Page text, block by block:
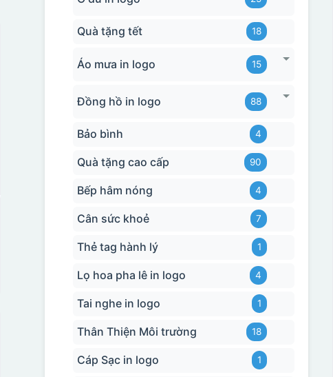
Quà tặng tết 18
Áo mưa in logo 15
Đồng hồ in logo 88
Bảo bình 4
Quà tặng cao cấp 90
Bếp hâm nóng 4
Cân sức khoẻ 7
Thẻ tag hành lý 1
Lọ hoa pha lê in logo 4
Tai nghe in logo 1
Thân Thiện Môi trường 18
Cáp Sạc in logo 1